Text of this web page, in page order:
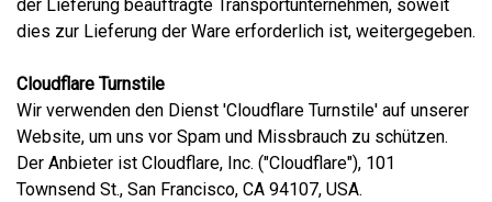
der Lieferung beauftragte Transportunternehmen, soweit
dies zur Lieferung der Ware erforderlich ist, weitergegeben.
Cloudflare Turnstile
Wir verwenden den Dienst 'Cloudflare Turnstile' auf unserer
Website, um uns vor Spam und Missbrauch zu schützen.
Der Anbieter ist Cloudflare, Inc. ("Cloudflare"), 101
Townsend St., San Francisco, CA 94107, USA.